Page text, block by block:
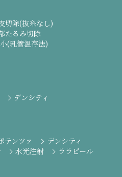
切除(抜糸なし)
たるみ切除
(乳管温存法)
デンシティ
テンツァ
デンシティ
水光注射 ララピール